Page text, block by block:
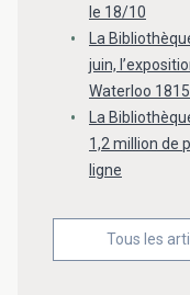
le 18/10
La
juin,
Waterloo
La
1,2 million de
ligne
Tous les